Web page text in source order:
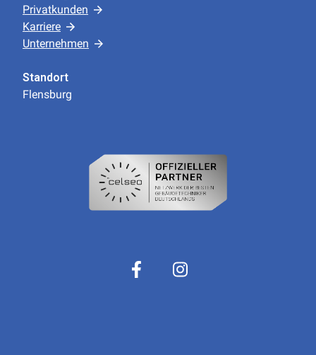
Privatkunden
Karriere
Unternehmen
Standort
Flensburg